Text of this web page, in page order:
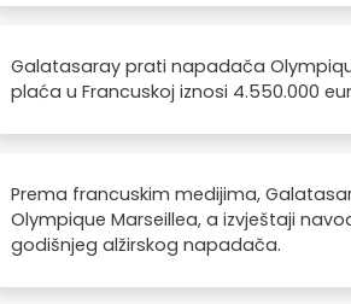
Galatasaray prati napadača
plaća u Francuskoj iznosi 4.550.000
Prema francuskim medijima,
Olympique Marseillea, a izvještaji
godišnjeg alžirskog napadača.